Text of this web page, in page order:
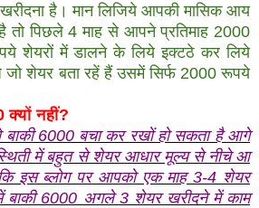
है। मान लिजिये आपकी मासिक आय
तो पिछले 4 माह से आपने प्रतिमाह 2000
शेयरों में डालने के लिये इक्टठे कर लिये
शेयर बता रहें हैं उसमें सिर्फ 2000 रूपये
क्यों नहीं?
बाकी 6000 बचा कर रखों हो सकता है आगे
स्थिती में बहुत से शेयर आधार मूल्य से नीचे आ
इस ब्लोग पर आपको एक माह 3-4 शेयर
में बाकी 6000 अगले 3 शेयर खरीदने में काम